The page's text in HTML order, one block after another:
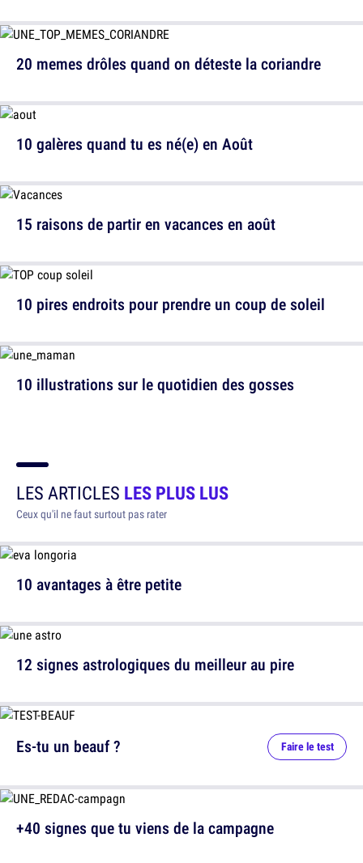
10 galères quand tu es né(e) en Août
10 pires endroits pour prendre un coup de soleil
20 memes drôles quand on déteste la coriandre
15 raisons de partir en vacances en août
10 illustrations sur le quotidien des gosses
LES ARTICLES LES PLUS LUS
Ceux qu'il ne faut surtout pas rater
10 avantages à être petite
12 signes astrologiques du meilleur au pire
Es-tu un beauf ? Faire le test
+40 signes que tu viens de la campagne